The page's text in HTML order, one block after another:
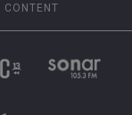
CONTENT